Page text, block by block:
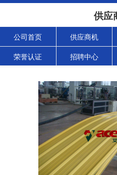
供应
公司首页 供应商机
荣誉认证 招聘中心